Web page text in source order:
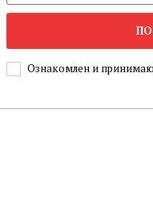
Ознакомлен и принимаю